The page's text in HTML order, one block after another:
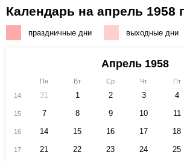
Календарь на апрель 1958
праздничные дни выходные дни
Апрель 1958
Пн Вт Ср Чт Пт
14
31 1 2 3 4
15 7 8 9 10 11
16 14 15 16 17 18
17 21 22 23 24 25